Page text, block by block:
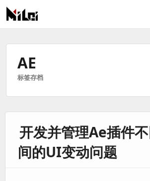
有
技
AE
标签存档
开发并管理Ae插件
间的UI变动问题